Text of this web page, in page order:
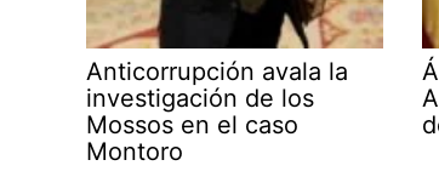
Anticorrupción avala la
investigación de los
Mossos en el caso
Montoro